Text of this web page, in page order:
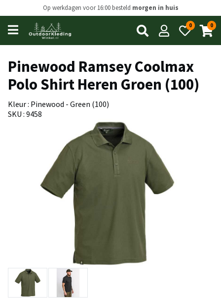
Op werkdagen voor 16:00 besteld morgen in huis
Open
main
menu
0 0
Pinewood Ramsey Coolmax
Polo Shirt Heren Groen (100)
Kleur : Pinewood - Green (100)
SKU : 9458